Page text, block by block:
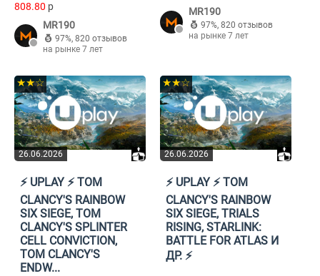
808.80 p
MR190
97%, 820 отзывов
на рынке 7 лет
MR190
97%, 820 отзывов
на рынке 7 лет
26.06.2026
★★☆
⚡️ UPLAY ⚡️ TOM
CLANCY'S RAINBOW
SIX SIEGE, TOM
CLANCY'S SPLINTER
CELL CONVICTION,
TOM CLANCY'S
ENDW...
26.06.2026
★★☆
⚡️ UPLAY ⚡️ TOM
CLANCY'S RAINBOW
SIX SIEGE, TRIALS
RISING, STARLINK:
BATTLE FOR ATLAS И
ДР. ⚡️